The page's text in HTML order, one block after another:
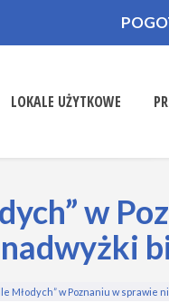
LOKALE UŻYTKOWE
w
Młodych” w Poznaniu w